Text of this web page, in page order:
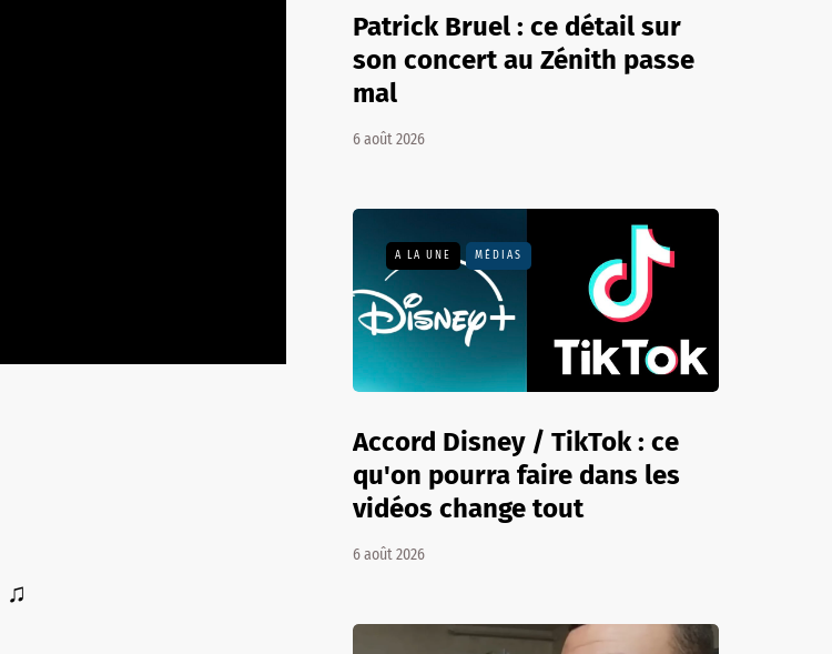
♫
Patrick Bruel : ce détail sur
son concert au Zénith passe
mal
6 août 2026
A LA UNE MÉDIAS
Accord Disney / TikTok : ce
qu'on pourra faire dans les
vidéos change tout
6 août 2026